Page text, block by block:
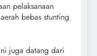
pelaksanaan
bebas stunting
juga datang dari